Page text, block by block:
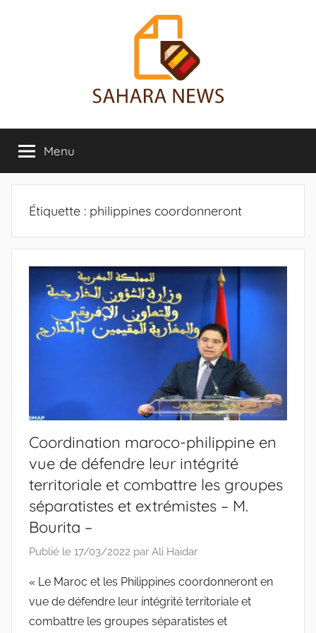
Sahara
News
sur
le
Sahara
révélée
Menu
Étiquette : philippines coordonneront
Coordination maroco-philippine en
vue de défendre leur intégrité
territoriale et combattre les groupes
séparatistes et extrémistes – M.
Bourita –
Publié le 17/03/2022 par Ali Haidar
« Le Maroc et les Philippines coordonneront en
vue de défendre leur intégrité territoriale et
combattre les groupes séparatistes et